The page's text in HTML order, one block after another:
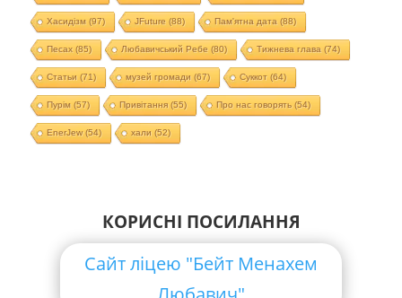
Хасидізм (97) JFuture (88) Пам'ятна дата (88)
Песах(85) Любавичський Ребе (80) Тижнева глава (74)
Статьи (71) музей громади (67) Суккот (64)
Пурім (57) Привітання(55) Про нас говорять (54)
EnerJew(54) хали (52)
КОРИСНІ ПОСИЛАННЯ
Сайт ліцею "Бейт Менахем